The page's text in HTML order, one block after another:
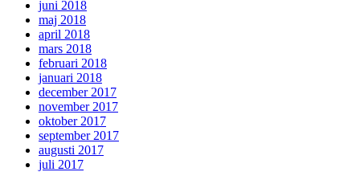
juni 2018
maj 2018
april 2018
mars 2018
februari 2018
januari 2018
december 2017
november 2017
oktober 2017
september 2017
augusti 2017
juli 2017